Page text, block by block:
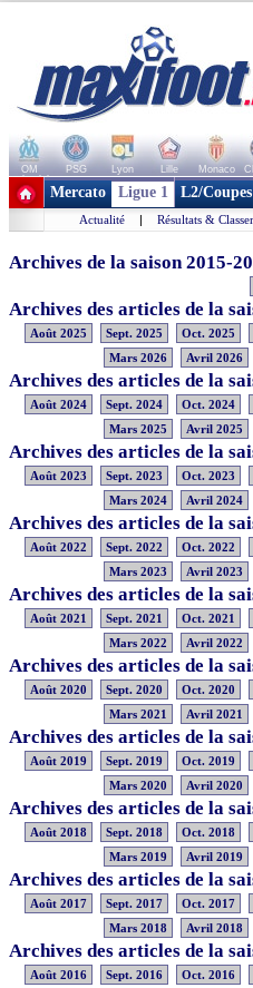
OM PSG Lyon Lille Monaco
+ de clubs
Mercato Ligue 1 L2/Coupes
Actualité | Résultats &
Archives de la saison 2015-
Archives des articles de la
Août 2025 Sept. 2025 Oct. 2025
Mars 2026
Avril 2026
Archives des articles de la
Août 2024 Sept. 2024 Oct. 2024
Mars 2025
Avril 2025
Archives des articles de la
Août 2023 Sept. 2023 Oct. 2023
Mars 2024
Avril 2024
Archives des articles de la
Août 2022 Sept. 2022 Oct. 2022
Mars 2023
Avril 2023
Archives des articles de la
Août 2021 Sept. 2021 Oct. 2021
Mars 2022
Avril 2022
Archives des articles de la
Août 2020 Sept. 2020 Oct. 2020
Mars 2021
Avril 2021
Archives des articles de la
Août 2019 Sept. 2019 Oct. 2019
Mars 2020
Avril 2020
Archives des articles de la
Août 2018 Sept. 2018 Oct. 2018
Mars 2019
Avril 2019
Archives des articles de la
Août 2017 Sept. 2017 Oct. 2017
Mars 2018
Avril 2018
Archives des articles de la
Août 2016 Sept. 2016 Oct. 2016